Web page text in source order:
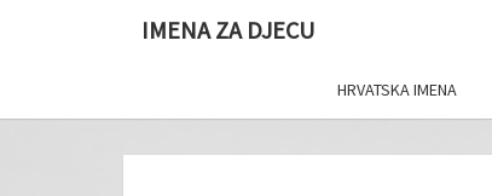
IMENA ZA DJECU
HRVATSKA IMENA